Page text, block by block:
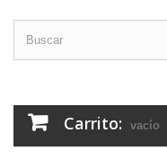
Carrito: vacío